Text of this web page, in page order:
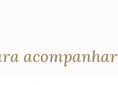
acompanhar